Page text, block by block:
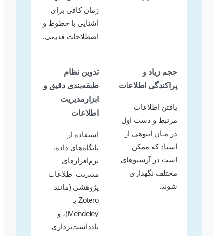
زمان کافی برای
آشنایی با خطوط و
اصطلاحات قدیمی.
حجم زیاد و
پراکندگی اطلاعات
یافتن اطلاعات
مرتبط و دست اول
در میان انبوهی از
اسناد که ممکن
است در آرشیوهای
مختلف نگهداری
شوند.
تدوین نظام
طبقه‌بندی دقیق و
ابزارمدیریت
اطلاعات
استفاده از
پایگاه‌های داده،
نرم‌افزارهای
مدیریت اطلاعات
پژوهشی (مانند
Zotero یا
Mendeley)، و
یادداشت‌برداری